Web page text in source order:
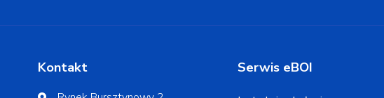
Kontakt Serwis eBOI